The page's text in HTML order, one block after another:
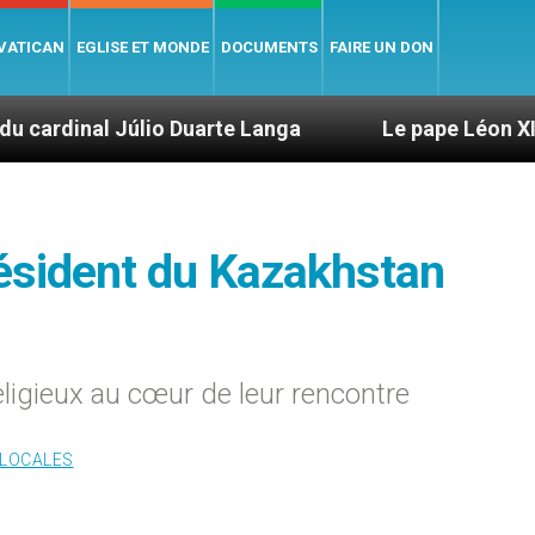
EGLISE ET MONDE DOCUMENTS FAIRE UN DON
Langa Le pape Léon XIV évoque un
du Kazakhstan
au cœur de leur rencontre